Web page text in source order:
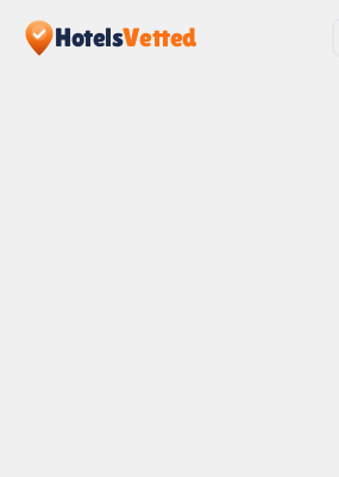
HotelsVetted